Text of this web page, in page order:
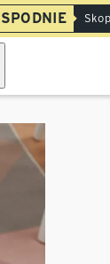
SPODNIE